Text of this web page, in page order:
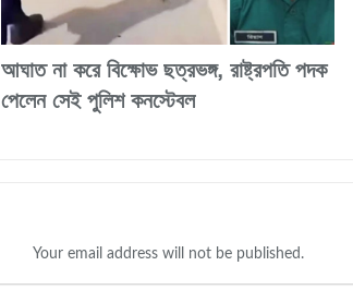
আঘাত না করে বিক্ষোভ ছত্রভঙ্গ, রাষ্ট্রপতি পদক
পেলেন সেই পুলিশ কনস্টেবল
Your email address will not be published.